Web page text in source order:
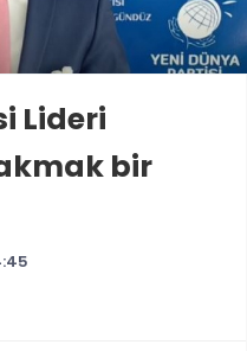
Lideri
bir